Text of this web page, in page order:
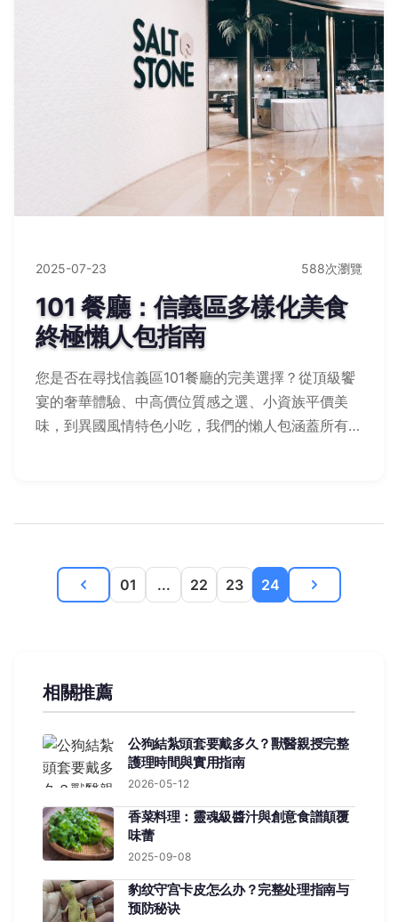
2025-07-23 588次瀏覽
101 餐廳：信義區多樣化美食
終極懶人包指南
您是否在尋找信義區101餐廳的完美選擇？從頂級饗
宴的奢華體驗、中高價位質感之選、小資族平價美
味，到異國風情特色小吃，我們的懶人包涵蓋所有預
01 ... 22 23 24
相關推薦
公狗結紮頭套要戴多久？獸醫親授完整
護理時間與實用指南
2026-05-12
香菜料理：靈魂級醬汁與創意食譜顛覆
味蕾
2025-09-08
豹纹守宫卡皮怎么办？完整处理指南与
预防秘诀